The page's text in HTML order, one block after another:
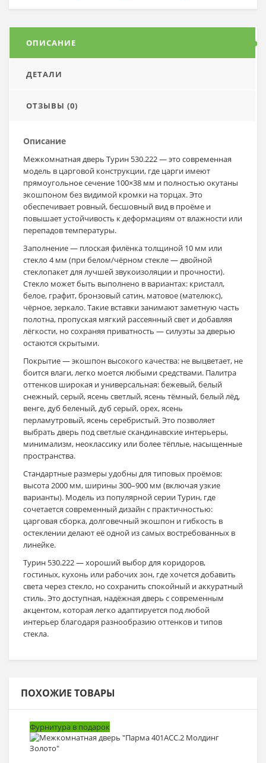
ОПИСАНИЕ
ДЕТАЛИ
ОТЗЫВЫ (0)
Описание
Межкомнатная дверь Турин 530.222 — это современная
модель в царговой конструкции, где царги имеют
прямоугольное сечение 100×38 мм и полностью окутаны
экошпоном без видимой кромки на торцах. Это
обеспечивает ровный, бесшовный вид в проёме и
повышает устойчивость к деформациям от влажности или
перепадов температуры.
Заполнение — плоская филёнка толщиной 10 мм или
стекло 4 мм (при белом/чёрном стекле — двойной
стеклопакет для лучшей звукоизоляции и прочности).
Стекло может быть выполнено в вариантах: кристалл,
белое, графит, бронзовый сатин, матовое (мателюкс),
чёрное, зеркало. Такие вставки занимают заметную часть
полотна, пропуская мягкий рассеянный свет и добавляя
лёгкости, но сохраняя приватность — силуэты за дверью
остаются скрытыми.
Покрытие — экошпон высокого качества: не выцветает, не
боится влаги, легко моется любыми средствами. Палитра
оттенков широкая и универсальная: бежевый, белый
снежный, серый, ясень светлый, ясень тёмный, белый лёд,
венге, дуб беленый, дуб серый, орех, ясень
перламутровый, ясень серебристый. Это позволяет
выбрать дверь под светлые скандинавские интерьеры,
минимализм, неоклассику или более тёплые, насыщенные
пространства.
Стандартные размеры удобны для типовых проёмов:
высота 2000 мм, ширины 300–900 мм (включая узкие
варианты). Модель из популярной серии Турин, где
сочетается современный дизайн с практичностью:
царговая сборка, долговечный экошпон и гибкость в
остеклении делают её одной из самых востребованных в
линейке.
Турин 530.222 — хороший выбор для коридоров,
гостиных, кухонь или рабочих зон, где хочется добавить
света через стекло, но сохранить спокойный и аккуратный
стиль. Это доступная, надёжная дверь с современным
акцентом, которая легко адаптируется под любой
интерьер благодаря разнообразию оттенков и типов
стекла.
ПОХОЖИЕ ТОВАРЫ
Фурнитура в подарок
Выбрать >